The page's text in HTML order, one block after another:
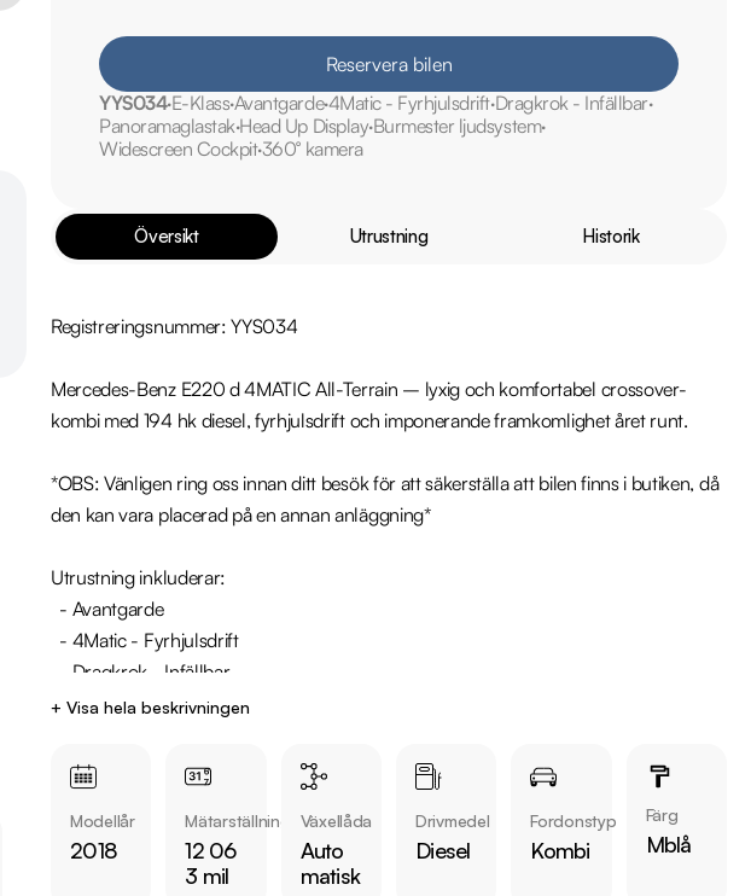
Reservera bilen
YYS034E-KlassAvantgarde4Matic - FyrhjulsdriftDragkrok - Infällbar
Panoramaglastak Head Up DisplayBurmester ljudsystem
Widescreen Cockpit360° kamera
Översikt Utrustning Historik
Registreringsnummer: YYS034
Mercedes-Benz E220 d 4MATIC All-Terrain – lyxig och komfortabel crossover-
kombi med 194 hk diesel, fyrhjulsdrift och imponerande framkomlighet året runt.
*OBS: Vänligen ring oss innan ditt besök för att säkerställa att bilen finns i butiken, då
den kan vara placerad på en annan anläggning*
Utrustning inkluderar:
  - Panoramaglastak
+ Visa hela beskrivningen
Modellår
2018
Mätarställning
12 06
3 mil
Växellåda
Auto
matisk
Drivmedel
Diesel
Fordonstyp
Kombi
Färg
Mblå